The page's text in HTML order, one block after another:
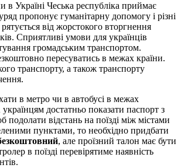
в Україні Чеська республіка приймає
пропонує гуманітарну допомогу і різні
від жорстокого вторгнення
Сприятливі умови для українців
громадським транспортом.
пересуватись в межах країни.
транспорту, а також транспорту
в метро чи в автобусі в межах
достатньо показати паспорт з
подолати відстань на поїзді між містами
пунктами, то необхідно придбати
, але проїзний талон має бути
в поїзді перевірятиме наявність